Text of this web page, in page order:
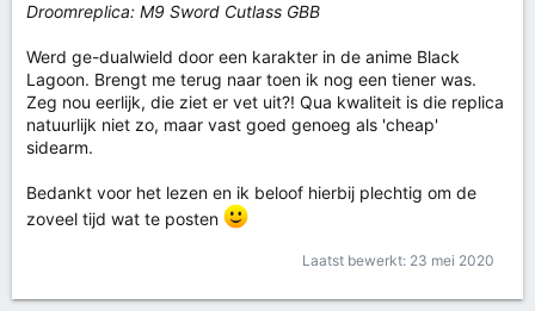
Droomreplica: M9 Sword Cutlass GBB
Werd ge-dualwield door een karakter in de anime Black
Lagoon. Brengt me terug naar toen ik nog een tiener was.
Zeg nou eerlijk, die ziet er vet uit?! Qua kwaliteit is die replica
natuurlijk niet zo, maar vast goed genoeg als 'cheap'
sidearm.
Bedankt voor het lezen en ik beloof hierbij plechtig om de
zoveel tijd wat te posten
Laatst bewerkt: 23 mei 2020